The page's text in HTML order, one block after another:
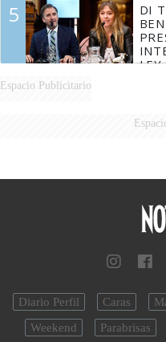
5
DI
LEY
Espacio Publicitario
Diario Perfil Caras
Weekend
Parabrisas